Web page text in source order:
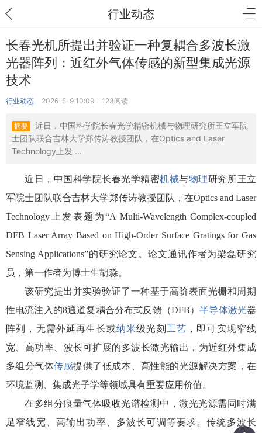
行业动态
长春光机所提出并验证一种复耦合多波长激
光器阵列：近红外气体传感的新型集成光源
技术
行业动态 2026-5-9 10:09 123阅读
摘要
近日，中国科学院长春光学精密机械与物理研究所王立军院
士团队联合吉林大学郑传涛教授团队，在Optics and Laser
Technology上发 ...
近日，中国科学院长春光学精密机械与物理研究所王立
军院士团队联合吉林大学郑传涛教授团队，在Optics and Laser
Technology上发表题为“A Multi-Wavelength Complex-coupled
DFB Laser Array Based on High-Order Surface Gratings for Gas
Sensing Applications”的研究论文。论文通讯作者为梁磊研究
员，第一作者为博士生胡淼。
该研究提出并实验验证了一种基于高阶表面光栅和周期
性电流注入的8通道复耦合分布式反馈（DFB）半导体激光器
阵列，无需外延再生长或纳米级光刻 工艺 ，即可实现窄线
宽、高功率、波长可扩展的多波长激光输出，为近红外集成
多组分气体传感提供了低成本、高性能的光源解决方案，在
环境监测、集成光子学等领域具有重要应用价值。
在多组分痕量气体吸收光谱检测中，激光光源需同时满
足窄线宽、高输出功率、多波长可调等要求。传统多波长